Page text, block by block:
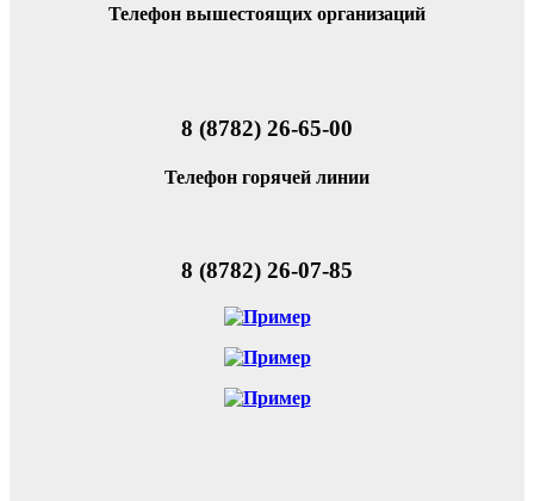
Телефон вышестоящих организаций
8 (8782) 26-65-00
Телефон горячей линии
8 (8782) 26-07-85